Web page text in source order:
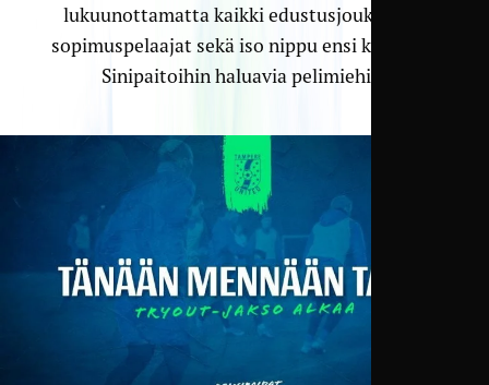
lukuunottamatta kaikki edustusjoukkueen
sopimuspelaajat sekä iso nippu ensi kaudeksi
Sinipaitoihin haluavia pelimiehiä.